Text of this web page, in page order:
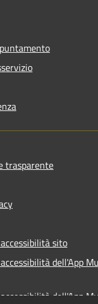
trasparente
sito
dell'App
dell'App